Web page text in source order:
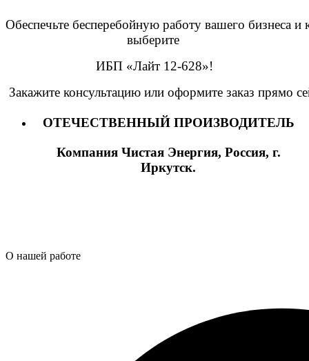
Обеспечьте бесперебойную работу вашего бизнеса и
выберите
ИБП «Лайт 12-628»!
Закажите консультацию или оформите заказ прямо
ОТЕЧЕСТВЕННЫЙ ПРОИЗВОДИТЕЛЬ
Компания Чистая Энергия, Россия, г.
Иркутск.
О нашей работе